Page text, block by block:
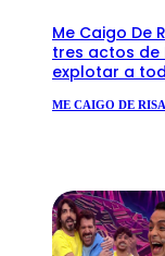
Me Caigo De
tres actos de
explotar a
ME CAIGO DE RISA